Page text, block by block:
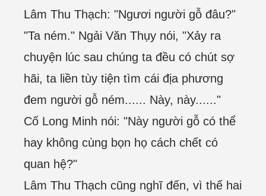
Lâm Thu Thạch: "Ngươi người gỗ đâu?"
"Ta ném." Ngải Văn Thụy nói, "Xảy ra
chuyện lúc sau chúng ta đều có chút sợ
hãi, ta liền tùy tiện tìm cái địa phương
đem người gỗ ném...... Này, này......"
Cố Long Minh nói: "Này người gỗ có thể
hay không cùng bọn họ cách chết có
quan hệ?"
Lâm Thu Thạch cũng nghĩ đến, vì thế hai